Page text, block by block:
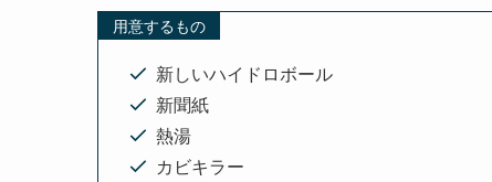
用意するもの
新しいハイドロボール
新聞紙
熱湯
カビキラー